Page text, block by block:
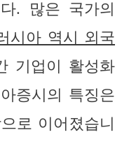
. 많은 국가의
시아 역시 외국
기업이 활성화
증시의 특징은
로 이어졌습니